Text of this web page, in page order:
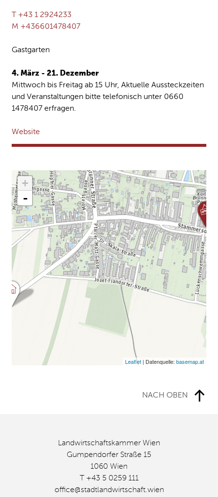
T +43 1 2924233
M +436601478407
Gastgarten
4. März - 21. Dezember
Mittwoch bis Freitag ab 15 Uhr, Aktuelle Aussteckzeiten
und Veranstaltungen bitte telefonisch unter 0660
1478407 erfragen.
Website
+
-
Leaflet | Datenquelle: basemap.at
NACH OBEN
Landwirtschaftskammer Wien
Gumpendorfer Straße 15
1060 Wien
T +43 5 0259 111
office@stadtlandwirtschaft.wien